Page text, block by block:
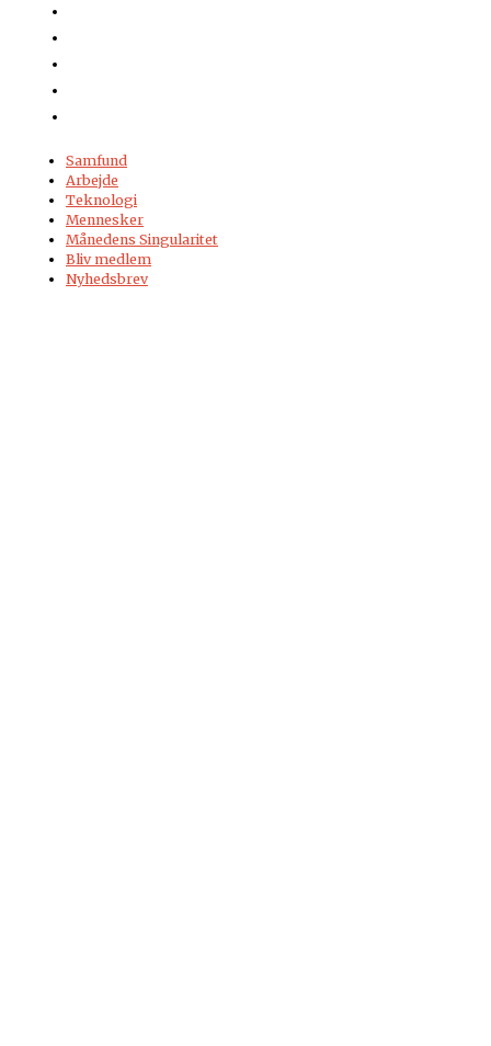
Samfund
Arbejde
Teknologi
Mennesker
Månedens Singularitet
Bliv medlem
Nyhedsbrev